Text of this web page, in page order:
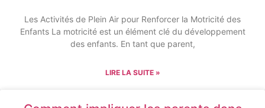
Les Activités de Plein Air pour Renforcer la Motricité des
Enfants La motricité est un élément clé du développement
des enfants. En tant que parent,
LIRE LA SUITE »